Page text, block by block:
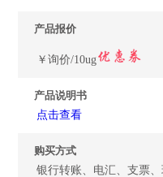
产品报价
￥询价/10ug
产品说明书
点击查看
购买方式
银行转账、电汇、支票